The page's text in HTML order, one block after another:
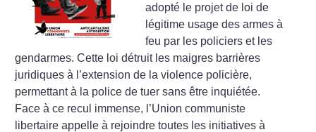
adopté le projet de loi de
légitime usage des armes à
feu par les policiers et les
gendarmes. Cette loi détruit les maigres barrières
juridiques à l’extension de la violence policière,
permettant à la police de tuer sans être inquiétée.
Face à ce recul immense, l’Union communiste
libertaire appelle à rejoindre toutes les initiatives à